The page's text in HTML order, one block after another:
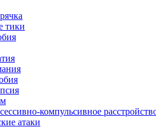
тики
компульсивное
атаки